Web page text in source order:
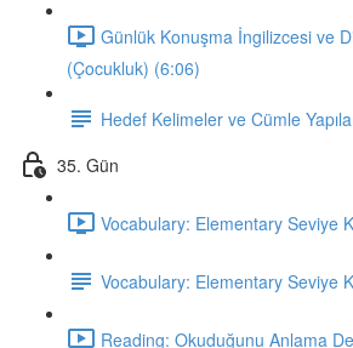
Günlük Konuşma İngilizcesi ve
(Çocukluk) (6:06)
Hedef Kelimeler ve Cümle
35. Gün
Vocabulary: Elementary Seviye
Vocabulary: Elementary Seviye
Reading: Okuduğunu Anlama